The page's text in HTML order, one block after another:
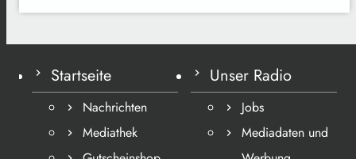
Startseite
Nachrichten
Mediathek
Unser Radio
Jobs
Mediadaten und